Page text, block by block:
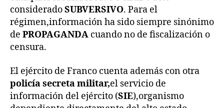
consideradoSUBVERSIVO. Para el
régimen,información ha sido siempre sinónimo
de PROPAGANDA cuando no de fiscalización o
censura.
El ejército de Franco cuenta además con otra
policía secreta militar,el servicio de
información del ejército (SIE),organismo